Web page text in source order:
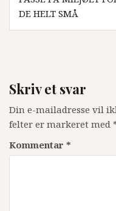
DE HELT SMÅ
Skriv et svar
Din e-mailadresse vil
felter er markeret med
Kommentar *